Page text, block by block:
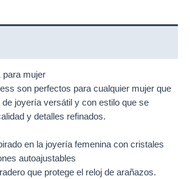
para mujer
son perfectos para cualquier mujer que
de joyería versátil y con estilo que se
y detalles refinados.
en la joyería femenina con cristales
autoajustables
que protege el reloj de arañazos.